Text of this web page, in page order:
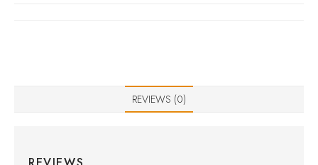
REVIEWS (0)